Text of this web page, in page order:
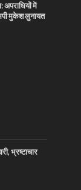
अपराधियों में
मुकेश लुनायत
भ्रष्टाचार